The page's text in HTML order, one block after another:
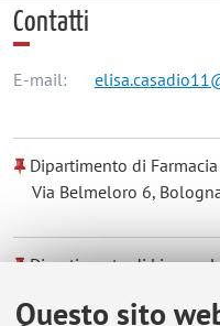
Questo sito
Contatti
E-mail:
Dipartimento di
Via Belmeloro 6,
Dipartimento di Lingue,